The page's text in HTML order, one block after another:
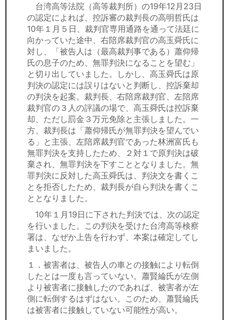
台湾高等法院（高等裁判所）の19年12月23日
の認定によれば、控訴審の裁判長の高明哲氏は
10年１月５日、裁判官専用通路を通って法廷に
向かっていた途中、右陪席裁判官の高玉舜氏に
対し、「被告人は（最高裁判事である）蕭仰帰
氏の息子のため、無罪判決になることを望む」
と切り出していました。しかし、高玉舜氏は原
判決の認定には誤りはないと判断し、控訴棄却
の判決を起案。裁判長、右陪席裁判官、左陪席
裁判官の３人の評議の場で、高玉舜氏は控訴棄
却、ただし罰金３万元免除と主張しました。一
方、裁判長は「蕭仰帰氏が無罪判決を望んでい
る」と主張、左陪席裁判官であった林洲富氏も
無罪判決を支持したため、２対１で原判決は破
棄され、無罪判決を下すこととなりました。無
罪判決に反対した高玉舜氏は、判決文を書くこ
とを拒否したため、裁判長が自ら判決を書くこ
ととなりました。
10年１月19日に下された判決では、次の認定
を行いました。この判決を受けた台湾高等検察
署は、なぜか上告を行わず、本案は確定してし
まいました。
１．被害者は、被告人の車との接触により転倒
したとは一度も言っていない。蕭賢綸氏が左側
より被害者に接触したのであれば、被害者が左
側に転倒するはずはない。このため、蕭賢綸氏
は被害者に接触していない可能性が高い。